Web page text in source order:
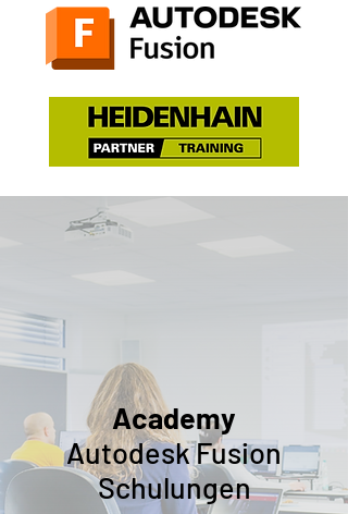
Academy
Autodesk Fusion
Schulungen